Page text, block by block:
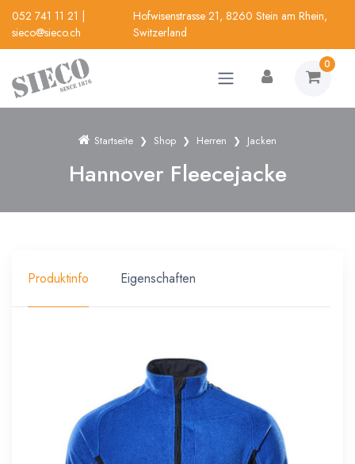
052 741 11 21
sieco@sieco.ch
Hofwisenstrasse 21, 8260 Stein am Rhein,
Switzerland
0
Startseite Shop Herren Jacken
Hannover Fleecejacke
Produktinfo Eigenschaften